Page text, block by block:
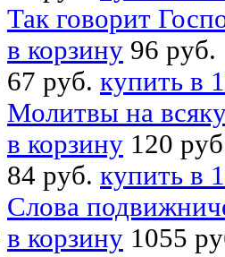
Так говорит
в корзину 96 руб.
67 руб. купить в
Молитвы на
в корзину 120
84 руб. купить в
Слова
в корзину 1055